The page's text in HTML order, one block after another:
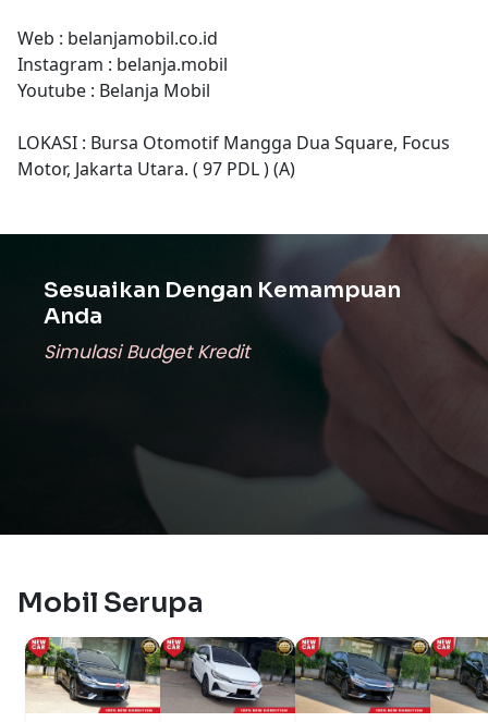
Web : belanjamobil.co.id
Instagram : belanja.mobil
Youtube : Belanja Mobil
LOKASI : Bursa Otomotif Mangga Dua Square, Focus
Motor, Jakarta Utara. ( 97 PDL ) (A)
Sesuaikan Dengan Kemampuan
Anda
Simulasi Budget Kredit
Mobil Serupa